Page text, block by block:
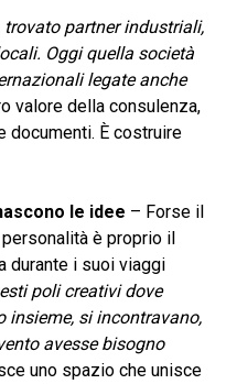
partner industriali,
Oggi quella società
legate anche
valore della consulenza,
documenti. È costruire
le idee – Forse il
è proprio il
durante i suoi viaggi
poli creativi dove
insieme, si incontravano,
avesse bisogno
uno spazio che unisce